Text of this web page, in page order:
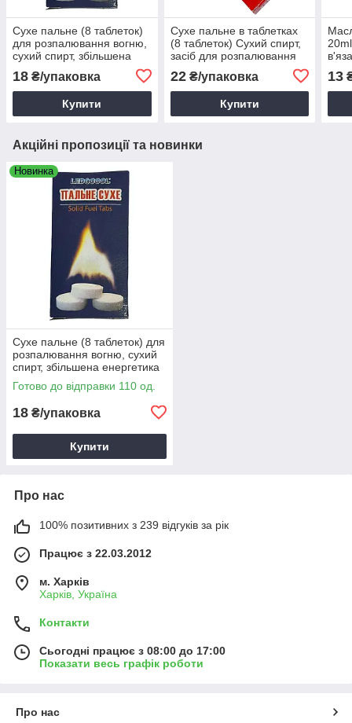
Сухе пальне (8 таблеток)
для розпалювання вогню,
сухий спирт, збільшена
18 ₴/упаковка
Купити
Сухе пальне в таблетках
(8 таблеток) Сухий спирт,
засіб для розпалювання
22₴/упаковка
Купити
13
Акційні пропозиції та новинки
Новинка
Сухе пальне (8 таблеток) для
розпалювання вогню, сухий
спирт, збільшена енергетика
Готово до відправки 110 од.
18 ₴/упаковка
Купити
Про нас
100% позитивних з 239 відгуків за рік
Працює з 22.03.2012
м. Харків
Харків, Україна
Контакти
Сьогодні працює з 08:00 до 17:00
Показати весь графік роботи
Про нас